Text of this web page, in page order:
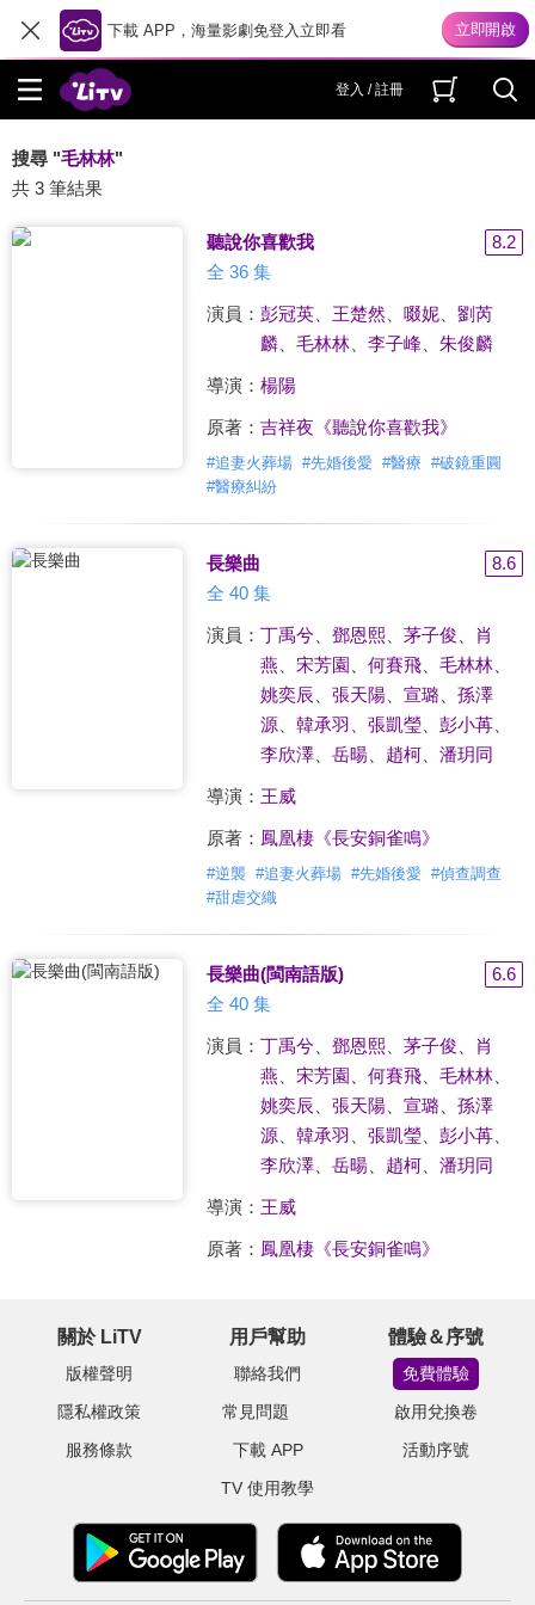
下載 APP，海量影劇免登入立即看
登入 / 註冊
搜尋 "毛林林"
共 3 筆結果
聽說你喜歡我
8.2
全 36 集
演員： 彭冠英、 王楚然 啜妮、 劉芮
麟、 毛林林、 李子峰、 朱俊麟
導演： 楊陽
原著： 吉祥夜《聽說你喜歡我》
#追妻火葬場 #先婚後愛 #醫療 #破鏡重圓
#醫療糾紛
長樂曲
8.6
全 40 集
演員： 丁禹兮 鄧恩熙、 茅子俊
肖
燕
宋芳園 何賽飛、 毛林林、
姚奕辰
張天陽、 宣璐、 孫澤
源、 韓承羽 張凱瑩、 彭小苒、
李欣澤、 岳暘、 趙柯、 潘玥同
導演： 王威
原著： 鳳凰棲《長安銅雀鳴》
#逆襲 #追妻火葬場 #先婚後愛 #偵查調查
#甜虐交織
長樂曲(閩南語版)
6.6
全 40 集
演員： 丁禹兮 鄧恩熙、 茅子俊
肖
燕
宋芳園 何賽飛、 毛林林、
姚奕辰
張天陽、 宣璐、 孫澤
源、 韓承羽 張凱瑩、 彭小苒、
李欣澤、 岳暘、 趙柯、 潘玥同
導演： 王威
原著： 鳳凰棲《長安銅雀鳴》
關於 LiTV
版權聲明
隱私權政策
服務條款
用戶幫助
聯絡我們
常見問題
下載 APP
TV 使用教學
體驗＆序號
免費體驗
啟用兌換卷
活動序號